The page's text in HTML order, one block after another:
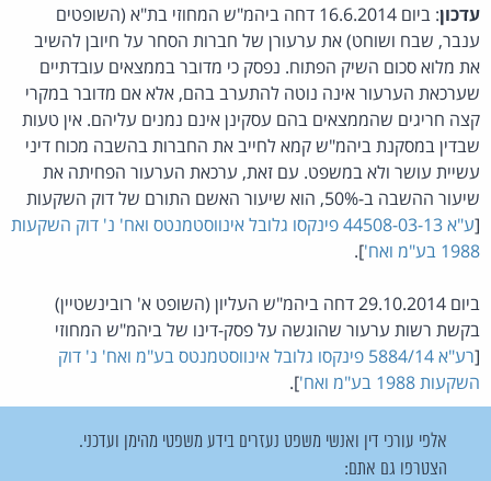
עדכון
: ביום 16.6.2014 דחה ביהמ"ש המחוזי בת"א (השופטים
ענבר, שבח ושוחט) את ערעורן של חברות הסחר על חיובן להשיב
את מלוא סכום השיק הפתוח. נפסק כי מדובר בממצאים עובדתיים
שערכאת הערעור אינה נוטה להתערב בהם, אלא אם מדובר במקרי
קצה חריגים שהממצאים בהם עסקינן אינם נמנים עליהם. אין טעות
שבדין במסקנת ביהמ"ש קמא לחייב את החברות בהשבה מכוח דיני
עשיית עושר ולא במשפט. עם זאת, ערכאת הערעור הפחיתה את
שיעור ההשבה ב-50%, הוא שיעור האשם התורם של דוק השקעות
[
ע"א 44508-03-13 פינקסו גלובל אינווסטמנטס ואח' נ' דוק השקעות
1988 בע"מ ואח'
].
ביום 29.10.2014 דחה ביהמ"ש העליון (השופט א' רובינשטיין)
בקשת רשות ערעור שהוגשה על פסק-דינו של ביהמ"ש המחוזי
[
רע"א 5884/14 פינקסו גלובל אינווסטמנטס בע"מ ואח' נ' דוק
השקעות 1988 בע"מ ואח'
].
אלפי עורכי דין ואנשי משפט נעזרים בידע משפטי מהימן ועדכני.
הצטרפו גם אתם: